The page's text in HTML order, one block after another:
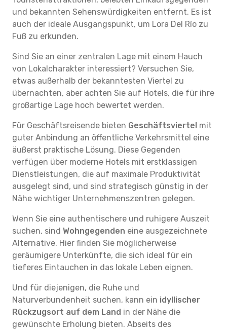
und bekannten Sehenswürdigkeiten entfernt. Es ist
auch der ideale Ausgangspunkt, um Lora Del Río zu
Fuß zu erkunden.
Sind Sie an einer zentralen Lage mit einem Hauch
von Lokalcharakter interessiert? Versuchen Sie,
etwas außerhalb der bekanntesten Viertel zu
übernachten, aber achten Sie auf Hotels, die für ihre
großartige Lage hoch bewertet werden.
Für Geschäftsreisende bieten Geschäftsviertel mit
guter Anbindung an öffentliche Verkehrsmittel eine
äußerst praktische Lösung. Diese Gegenden
verfügen über moderne Hotels mit erstklassigen
Dienstleistungen, die auf maximale Produktivität
ausgelegt sind, und sind strategisch günstig in der
Nähe wichtiger Unternehmenszentren gelegen.
Wenn Sie eine authentischere und ruhigere Auszeit
suchen, sind Wohngegenden eine ausgezeichnete
Alternative. Hier finden Sie möglicherweise
geräumigere Unterkünfte, die sich ideal für ein
tieferes Eintauchen in das lokale Leben eignen.
Und für diejenigen, die Ruhe und
Naturverbundenheit suchen, kann ein idyllischer
Rückzugsort auf dem Land in der Nähe die
gewünschte Erholung bieten. Abseits des